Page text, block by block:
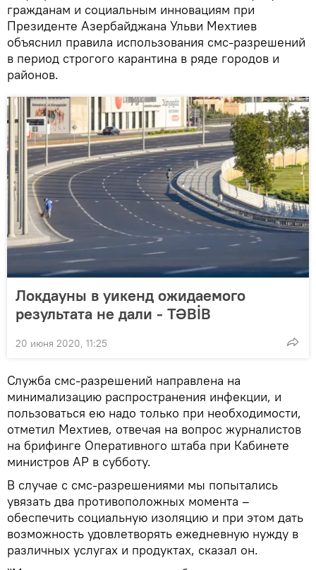
гражданам и социальным инновациям при
Президенте Азербайджана Ульви Мехтиев
объяснил правила использования смс-разрешений
в период строгого карантина в ряде городов и
районов.
Локдауны в уикенд ожидаемого
результата не дали - TƏBİB
20 июня 2020, 11:25
Служба смс-разрешений направлена на
минимализацию распространения инфекции, и
пользоваться ею надо только при необходимости,
отметил Мехтиев, отвечая на вопрос журналистов
на брифинге Оперативного штаба при Кабинете
министров АР в субботу.
В случае с смс-разрешениями мы попытались
увязать два противоположных момента –
обеспечить социальную изоляцию и при этом дать
возможность удовлетворять ежедневную нужду в
различных услугах и продуктах, сказал он.